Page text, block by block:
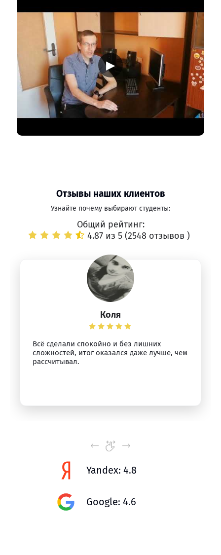
▶
Отзывы наших клиентов
Узнайте почему выбирают студенты:
Общий рейтинг:
4.87 из 5 (2548 отзывов )
Коля
Всё сделали спокойно и без лишних
сложностей, итог оказался даже лучше, чем
рассчитывал.
Yandex: 4.8
Google: 4.6